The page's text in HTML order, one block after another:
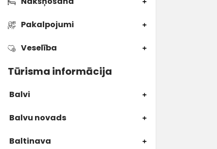
Pakalpojumi
Veselība
Tūrisma informācija
Balvi
Balvu novads
Baltinava